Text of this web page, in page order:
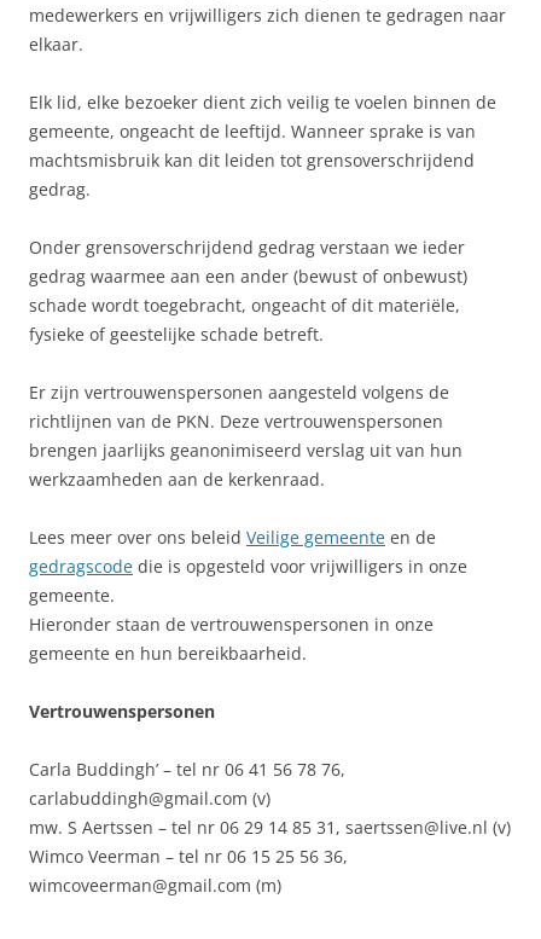
medewerkers en vrijwilligers zich dienen te gedragen naar
elkaar.
Elk lid, elke bezoeker dient zich veilig te voelen binnen de
gemeente, ongeacht de leeftijd. Wanneer sprake is van
machtsmisbruik kan dit leiden tot grensoverschrijdend
gedrag.
Onder grensoverschrijdend gedrag verstaan we ieder
gedrag waarmee aan een ander (bewust of onbewust)
schade wordt toegebracht, ongeacht of dit materiële,
fysieke of geestelijke schade betreft.
Er zijn vertrouwenspersonen aangesteld volgens de
richtlijnen van de PKN. Deze vertrouwenspersonen
brengen jaarlijks geanonimiseerd verslag uit van hun
werkzaamheden aan de kerkenraad.
Lees meer over ons beleid Veilige gemeente en de
gedragscode die is opgesteld voor vrijwilligers in onze
gemeente.
Hieronder staan de vertrouwenspersonen in onze
gemeente en hun bereikbaarheid.
Vertrouwenspersonen
Carla Buddingh’ – tel nr 06 41 56 78 76,
carlabuddingh@gmail.com (v)
mw. S Aertssen – tel nr 06 29 14 85 31, saertssen@live.nl (v)
Wimco Veerman – tel nr 06 15 25 56 36,
wimcoveerman@gmail.com (m)